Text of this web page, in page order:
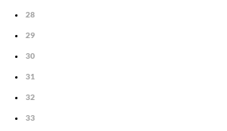
28
29
30
31
32
33